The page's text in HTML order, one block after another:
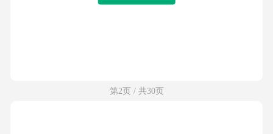
第2页 / 共30页